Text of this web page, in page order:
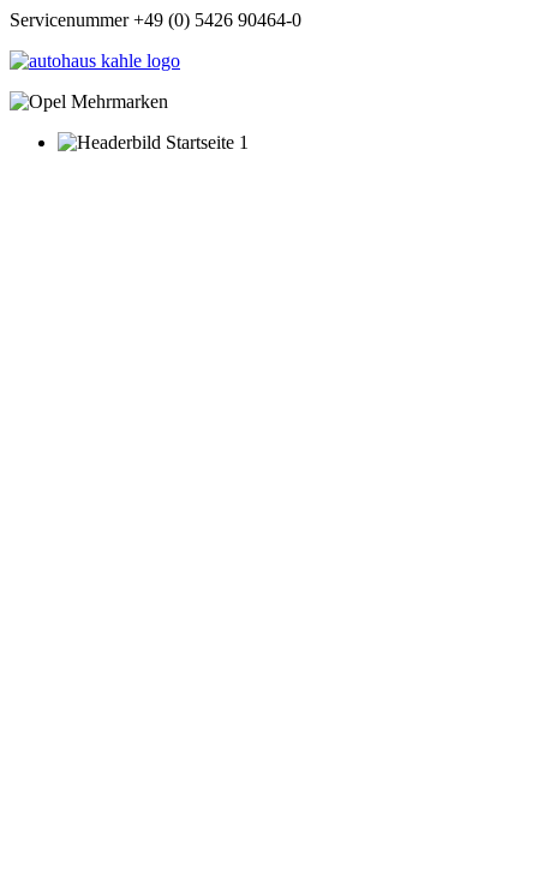
Servicenummer +49 (0) 5426 90464-0